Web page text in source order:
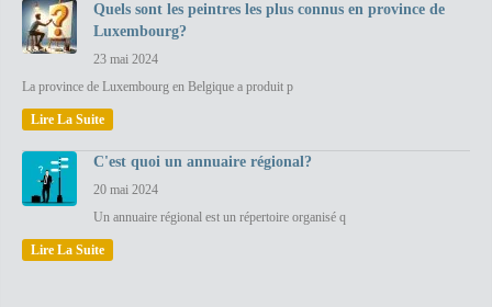
Quels sont les peintres les plus connus en province de
Luxembourg?
23 mai 2024
La province de Luxembourg en Belgique a produit p
Lire La Suite
C'est quoi un annuaire régional?
20 mai 2024
Un annuaire régional est un répertoire organisé q
Lire La Suite